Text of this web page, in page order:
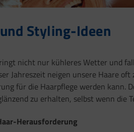
Styling-Ideen
nicht nur kühleres Wetter und
Jahreszeit neigen unsere Haare
für die Haarpflege werden kann.
zu erhalten, selbst wenn die
Herausforderung